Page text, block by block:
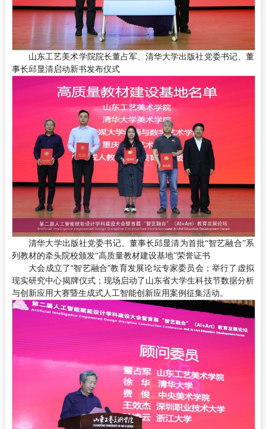
山东工艺美术学院院长董占军、清华大学出版社党委书记、董
事长邱显清启动新书发布仪式
清华大学出版社党委书记、董事长邱显清为首批“智艺融合”系
列教材的牵头院校颁发“高质量教材建设基地”荣誉证书
大会成立了“智艺融合”教育发展论坛专家委员会；举行了虚拟
现实研究中心揭牌仪式；现场启动了山东省大学生科技节数据分析
与创新应用大赛暨生成式人工智能创新应用案例征集活动。